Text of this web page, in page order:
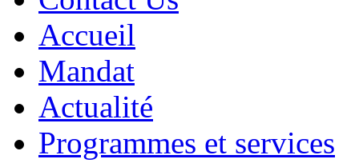
Accueil
Mandat
Actualité
Programmes et services